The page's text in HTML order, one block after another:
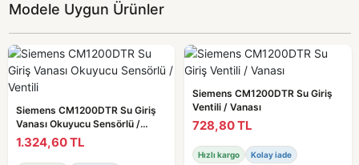
Modele Uygun Ürünler
Siemens CM1200DTR Su Giriş
Vanası Okuyucu Sensörlü /
Ventili
1.324,60 TL
Siemens CM1200DTR Su Giriş
Ventili / Vanası
728,80 TL
Hızlı kargo Kolay iade